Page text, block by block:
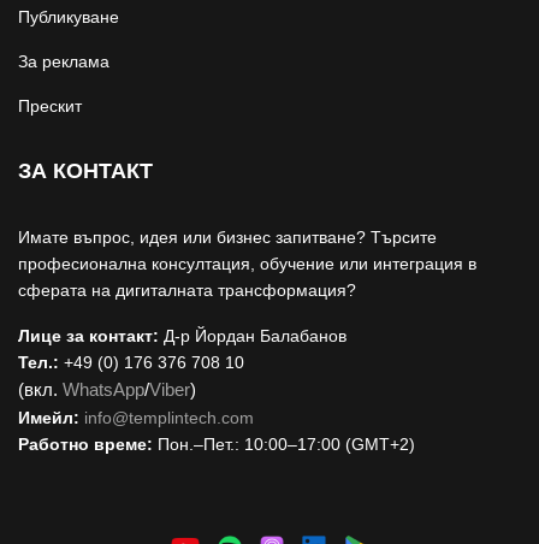
Публикуване
За реклама
Прескит
ЗА КОНТАКТ
Имате въпрос, идея или бизнес запитване? Търсите
професионална консултация, обучение или интеграция в
сферата на дигиталната трансформация?
Лице за контакт: Д-р Йордан Балабанов
Тел.: +49 (0) 176 376 708 10
(вкл. WhatsApp/Viber)
Имейл: info@templintech.com
Работно време: Пон.–Пет.: 10:00–17:00 (GMT+2)